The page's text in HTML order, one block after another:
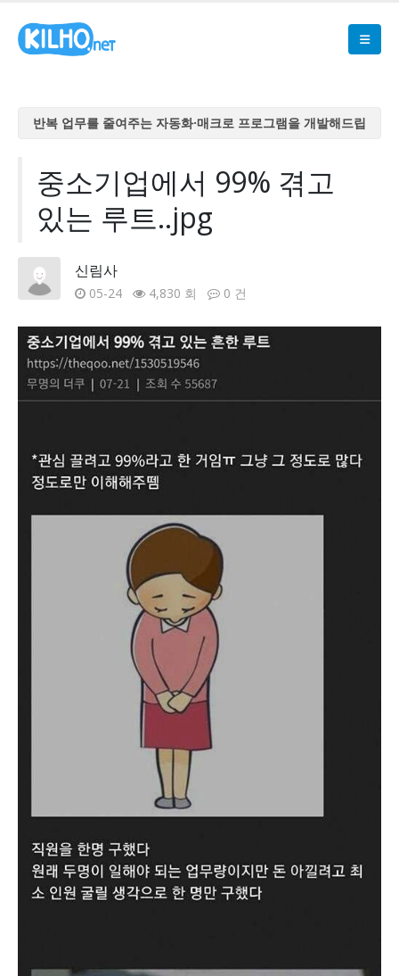
반복 업무를 줄여주는 자동화·매크로 프로그램을 개발해드립
반복 업무를 줄여주는 자동화·매크로 프로그램을 개발해드립
니다
반복 업무를 줄여주는 자동화·매크로 프로그램을 개발해드립
니다
반복 업무를 줄여주는 자동화·매크로 프로그램을 개발해드립
니다
니다
중소기업에서 99% 겪고
있는 루트..jpg
신림사
05-24 4,830 회 0 건